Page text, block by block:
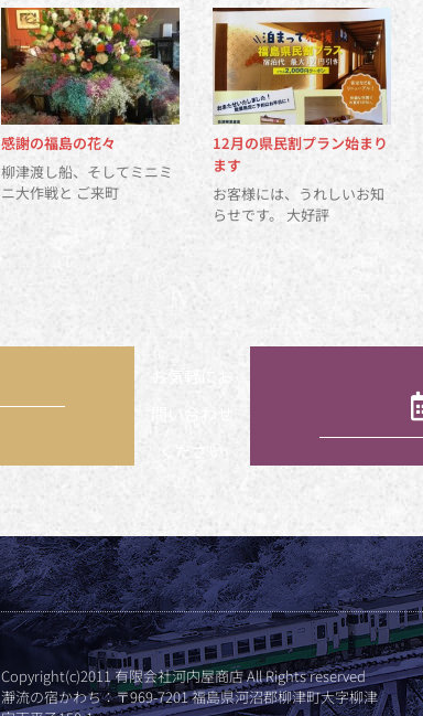
感謝の福島の花々
柳津渡し船、そしてミニミ
ニ大作戦と ご来町
12月の県民割プラン始まり
ます
お客様には、うれしいお知
らせです。 大好評
お気軽にお
問い合わせ
ください
Copyright(c)2011 有限会社河内屋商店 All Rights reserved
瀞流の宿かわち：〒969-7201 福島県河沼郡柳津町大字柳津